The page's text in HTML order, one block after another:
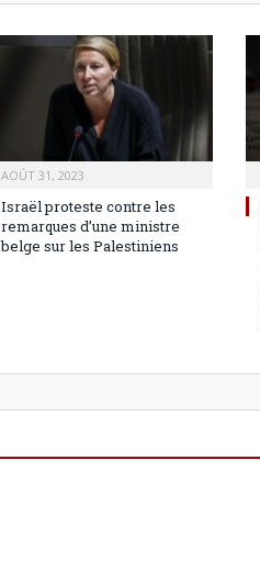
AOÛT 31, 2023
Israël proteste contre les
remarques d’une ministre
belge sur les Palestiniens